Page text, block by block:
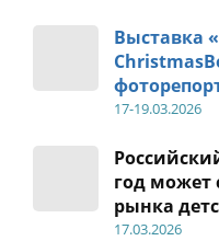
Выставка
17-19.03.2026
год может
рынка
17.03.2026